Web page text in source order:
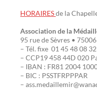
HORAIRESde la
Association de la
95 rue de Sèvres •
– Tél. fixe 01 45 48 08
– CCP19 458 44D 020
– IBAN : FR81 2004
– BIC : PSSTFRPPPAR
–